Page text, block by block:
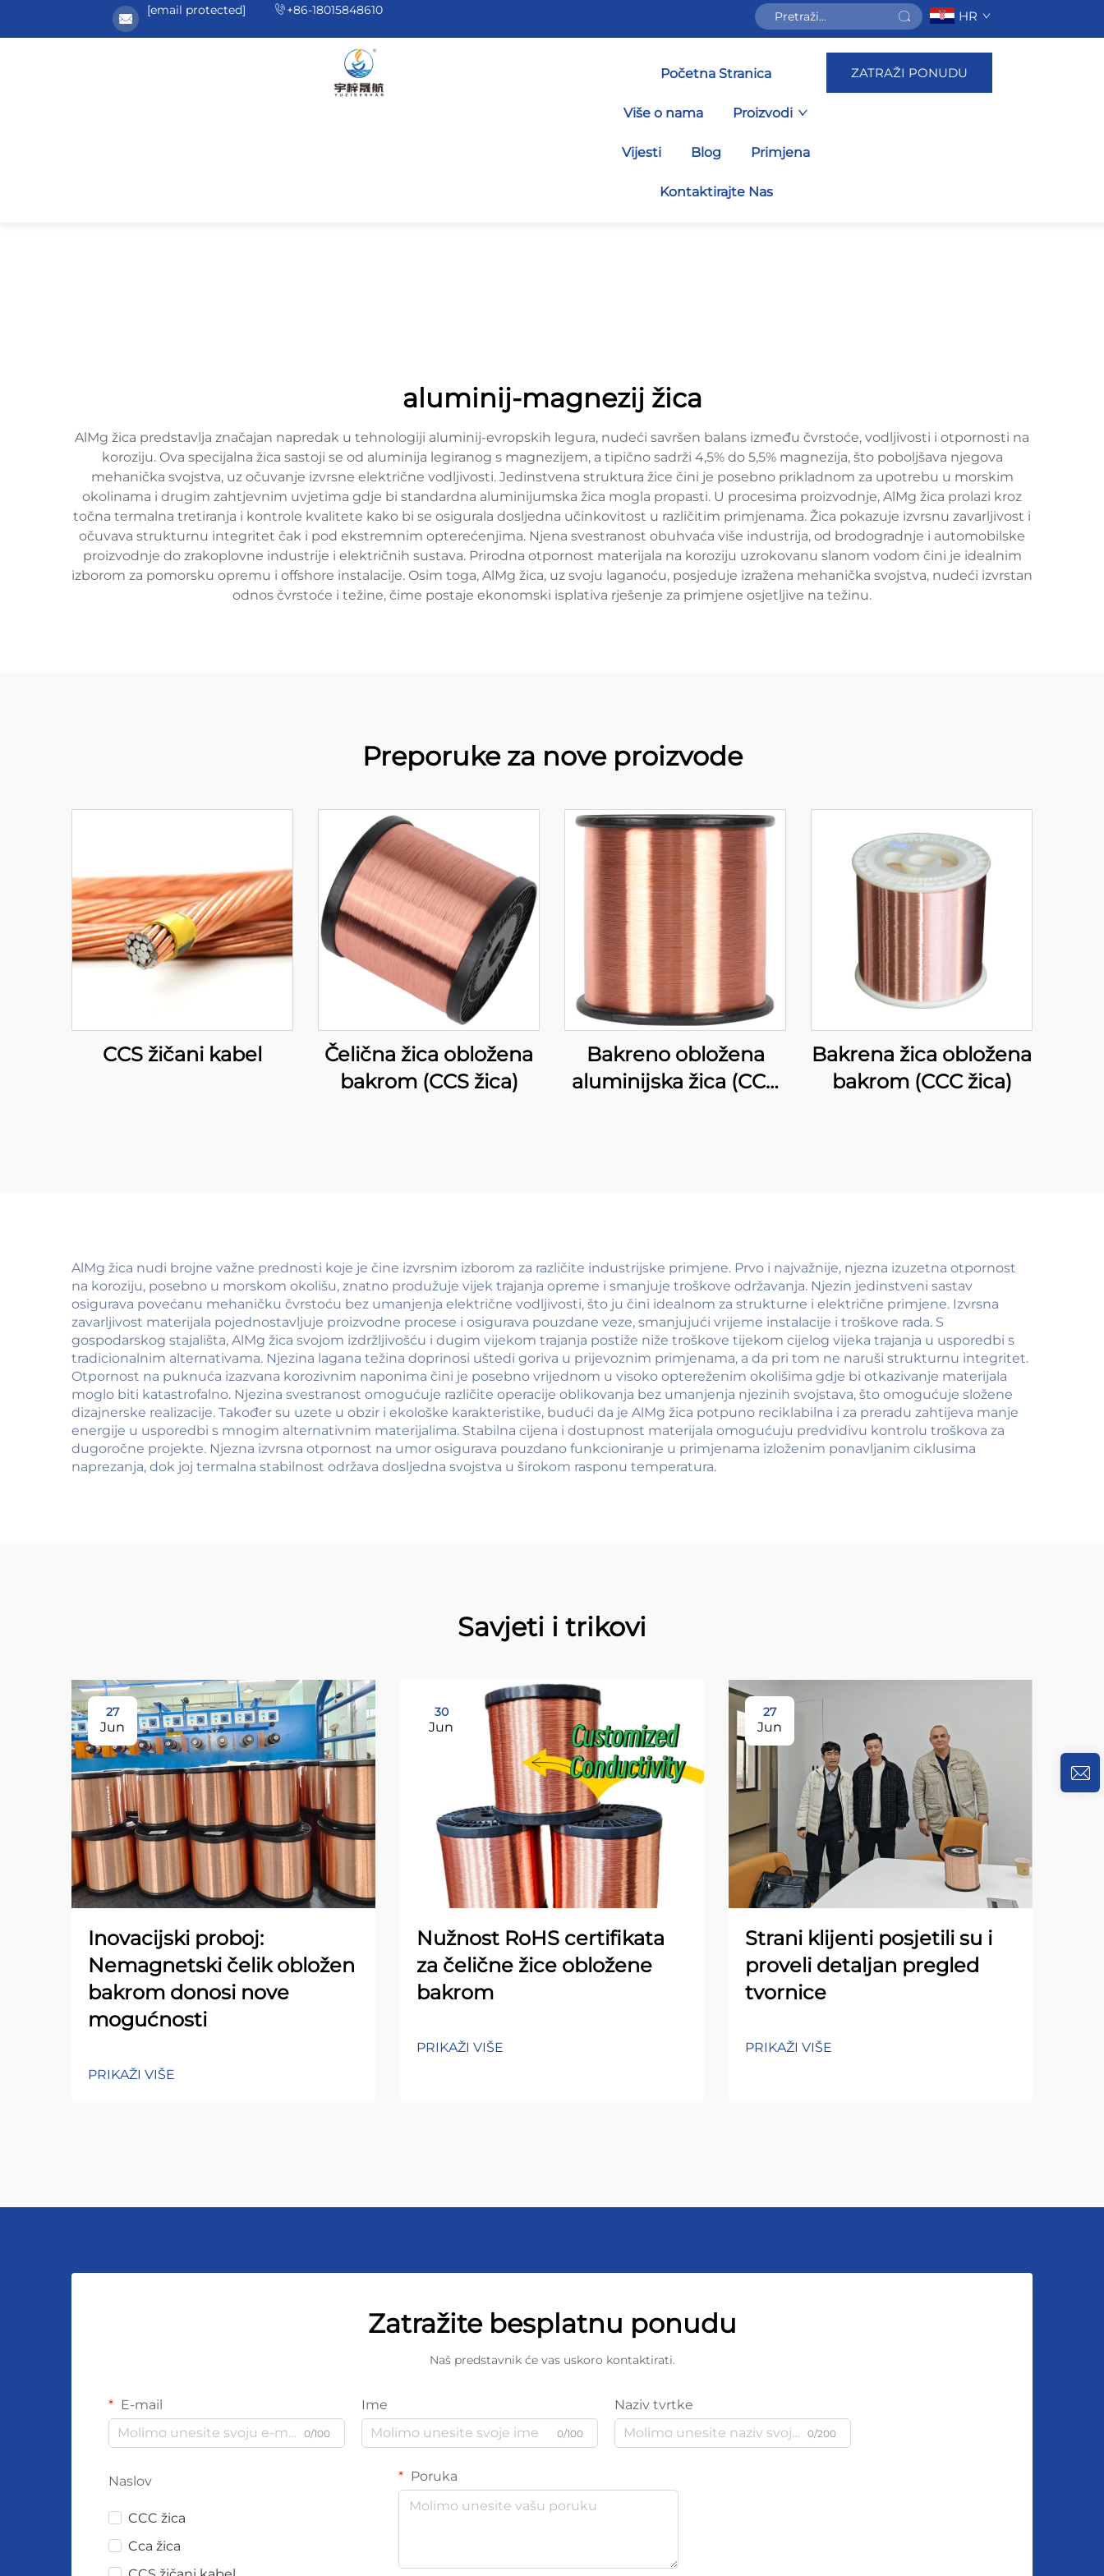
[email protected] +86-18015848610 HR
Početna Stranica
Više o nama Proizvodi
Vijesti Blog Primjena
Kontaktirajte Nas
ZATRAŽI PONUDU
aluminij-magnezij žica
AlMg žica predstavlja značajan napredak u tehnologiji aluminij-evropskih legura, nudeći savršen balans između čvrstoće, vodljivosti i otpornosti na
koroziju. Ova specijalna žica sastoji se od aluminija legiranog s magnezijem, a tipično sadrži 4,5% do 5,5% magnezija, što poboljšava njegova
mehanička svojstva, uz očuvanje izvrsne električne vodljivosti. Jedinstvena struktura žice čini je posebno prikladnom za upotrebu u morskim
okolinama i drugim zahtjevnim uvjetima gdje bi standardna aluminijumska žica mogla propasti. U procesima proizvodnje, AlMg žica prolazi kroz
točna termalna tretiranja i kontrole kvalitete kako bi se osigurala dosljedna učinkovitost u različitim primjenama. Žica pokazuje izvrsnu zavarljivost i
očuvava strukturnu integritet čak i pod ekstremnim opterećenjima. Njena svestranost obuhvaća više industrija, od brodogradnje i automobilske
proizvodnje do zrakoplovne industrije i električnih sustava. Prirodna otpornost materijala na koroziju uzrokovanu slanom vodom čini je idealnim
izborom za pomorsku opremu i offshore instalacije. Osim toga, AlMg žica, uz svoju laganoću, posjeduje izražena mehanička svojstva, nudeći izvrstan
odnos čvrstoće i težine, čime postaje ekonomski isplativa rješenje za primjene osjetljive na težinu.
Preporuke za nove proizvode
CCS žičani kabel
Čelična žica obložena
bakrom (CCS žica)
Bakreno obložena
aluminijska žica (CCA
Bakrena žica obložena
bakrom (CCC žica)
AlMg žica nudi brojne važne prednosti koje je čine izvrsnim izborom za različite industrijske primjene. Prvo i najvažnije, njezna izuzetna otpornost
na koroziju, posebno u morskom okolišu, znatno produžuje vijek trajanja opreme i smanjuje troškove održavanja. Njezin jedinstveni sastav
osigurava povećanu mehaničku čvrstoću bez umanjenja električne vodljivosti, što ju čini idealnom za strukturne i električne primjene. Izvrsna
zavarljivost materijala pojednostavljuje proizvodne procese i osigurava pouzdane veze, smanjujući vrijeme instalacije i troškove rada. S
gospodarskog stajališta, AlMg žica svojom izdržljivošću i dugim vijekom trajanja postiže niže troškove tijekom cijelog vijeka trajanja u usporedbi s
tradicionalnim alternativama. Njezina lagana težina doprinosi uštedi goriva u prijevoznim primjenama, a da pri tom ne naruši strukturnu integritet.
Otpornost na puknuća izazvana korozivnim naponima čini je posebno vrijednom u visoko optereženim okolišima gdje bi otkazivanje materijala
moglo biti katastrofalno. Njezina svestranost omogućuje različite operacije oblikovanja bez umanjenja njezinih svojstava, što omogućuje složene
dizajnerske realizacije. Također su uzete u obzir i ekološke karakteristike, budući da je AlMg žica potpuno reciklabilna i za preradu zahtijeva manje
energije u usporedbi s mnogim alternativnim materijalima. Stabilna cijena i dostupnost materijala omogućuju predvidivu kontrolu troškova za
dugoročne projekte. Njezna izvrsna otpornost na umor osigurava pouzdano funkcioniranje u primjenama izloženim ponavljanim ciklusima
naprezanja, dok joj termalna stabilnost održava dosljedna svojstva u širokom rasponu temperatura.
Savjeti i trikovi
27
Jun
Inovacijski proboj:
Nemagnetski čelik obložen
bakrom donosi nove
mogućnosti
PRIKAŽI VIŠE
30
Jun
Nužnost RoHS certifikata
za čelične žice obložene
bakrom
PRIKAŽI VIŠE
27
Jun
Strani klijenti posjetili su i
proveli detaljan pregled
tvornice
PRIKAŽI VIŠE
Zatražite besplatnu ponudu
Naš predstavnik će vas uskoro kontaktirati.
E-mail
0/100
Ime
0/100
Naziv tvrtke
0/200
Naslov
CCC žica
Cca žica
Poruka